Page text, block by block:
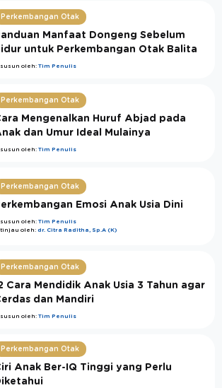
Perkembangan Otak
Manfaat Dongeng Sebelum
untuk Perkembangan Otak Balita
oleh: Tim Penulis
Perkembangan Otak
Mengenalkan Huruf Abjad pada
Anak dan Umur Ideal Mulainya
oleh: Tim Penulis
Perkembangan Otak
Emosi Anak Usia Dini
oleh: Tim Penulis
oleh: dr. Citra Raditha, Sp.A (K)
Perkembangan Otak
Cara Mendidik Anak Usia 3 Tahun agar
dan Mandiri
oleh: Tim Penulis
Perkembangan Otak
Anak Ber-IQ Tinggi yang Perlu